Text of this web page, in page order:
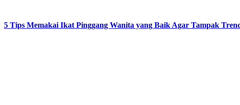
5 Tips Memakai Ikat Pinggang Wanita yang Baik Agar Tampak